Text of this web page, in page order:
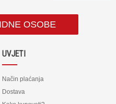
OSOBE
UVJETI
Način plaćanja
Dostava